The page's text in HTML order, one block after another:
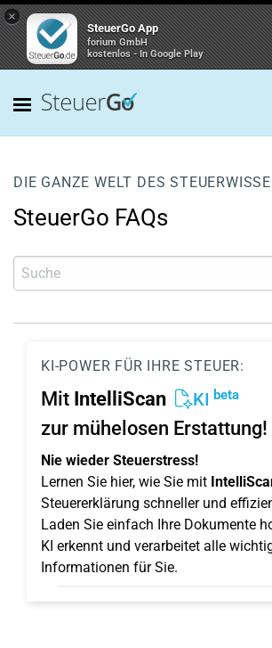
×
SteuerGo App
forium GmbH
kostenlos - In Google Play
DIE GANZE WELT DES
SteuerGo FAQs
KI-POWER FÜR IHRE STEUER:
Mit IntelliScan KI beta
zur mühelosen Erstattung!
Nie wieder Steuerstress!
Lernen Sie hier, wie Sie mit
Steuererklärung schneller und
Laden Sie einfach Ihre Dokumente
KI erkennt und verarbeitet alle
Informationen für Sie.